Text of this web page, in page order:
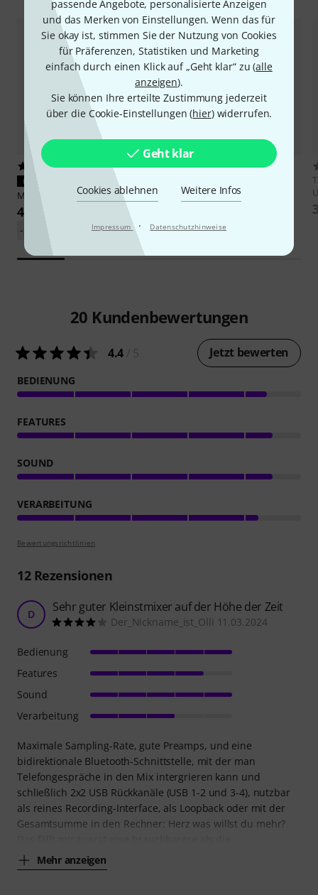
passende Angebote, personalisierte Anzeigen
und das Merken von Einstellungen. Wenn das für
Sie okay ist, stimmen Sie der Nutzung von Cookies
für Präferenzen, Statistiken und Marketing
einfach durch einen Klick auf „Geht klar“ zu (alle
anzeigen).
Sie können Ihre erteilte Zustimmung jederzeit
über die Cookie-Einstellungen (hier) widerrufen.
Geht klar
Cookies ablehnen Weitere Infos
Impressum · Datenschutzhinweise
6
PASST GARANTIERT
Mackie ProFX6v3 Carry Bag
42 €
UVP: 54,57 €
-23%
5063
11 €
20 Kundenbewertungen
4.4 Jetzt bewerten
BEDIENUNG
FEATURES
SOUND
VERARBEITUNG
Bewertungsrichtlinien
12Rezensionen
D Sehr guter Kleinstmixer auf der Höhe der Zeit
Der_Nickname_ist_Olli 11.03.2024
Maximale Sampling-Rate, gute Preamps, und eine
bidirektionale Bluetooth-Schnittstelle, mit der man
Telefongespräche in den Mix intergrieren kann und
schließlich 2x2 USB Rückkanäle (USB 1-2 und 3-4), nutzbar
als reines Recording-Interface, als Loopback oder mit der
Gesamtsumme in den Rechner: Herz was willst du mehr?
Mehr anzeigen
Bedienung
Features
Sound
Verarbeitung